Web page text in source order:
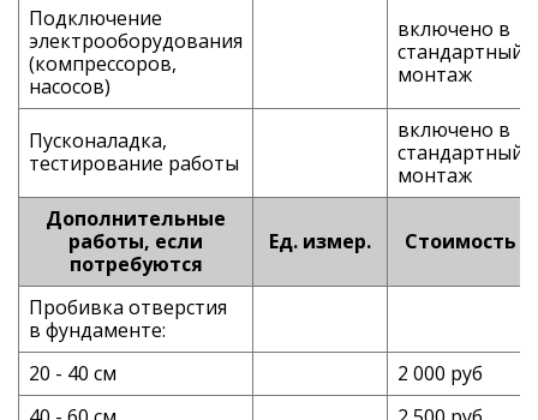
Подключение
электрооборудования
(компрессоров,
насосов)
включено в
стандартный
монтаж
Пусконаладка,
тестирование работы
включено в
стандартный
монтаж
Дополнительные
работы, если
потребуются
Ед. измер. Стоимость
Пробивка отверстия
в фундаменте:
20 - 40 см
2 000 руб